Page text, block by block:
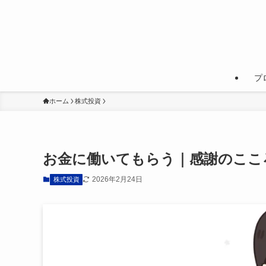
プ
ホーム 株式投資
お金に働いてもらう｜感謝のこ
株式投資 2026年2月24日